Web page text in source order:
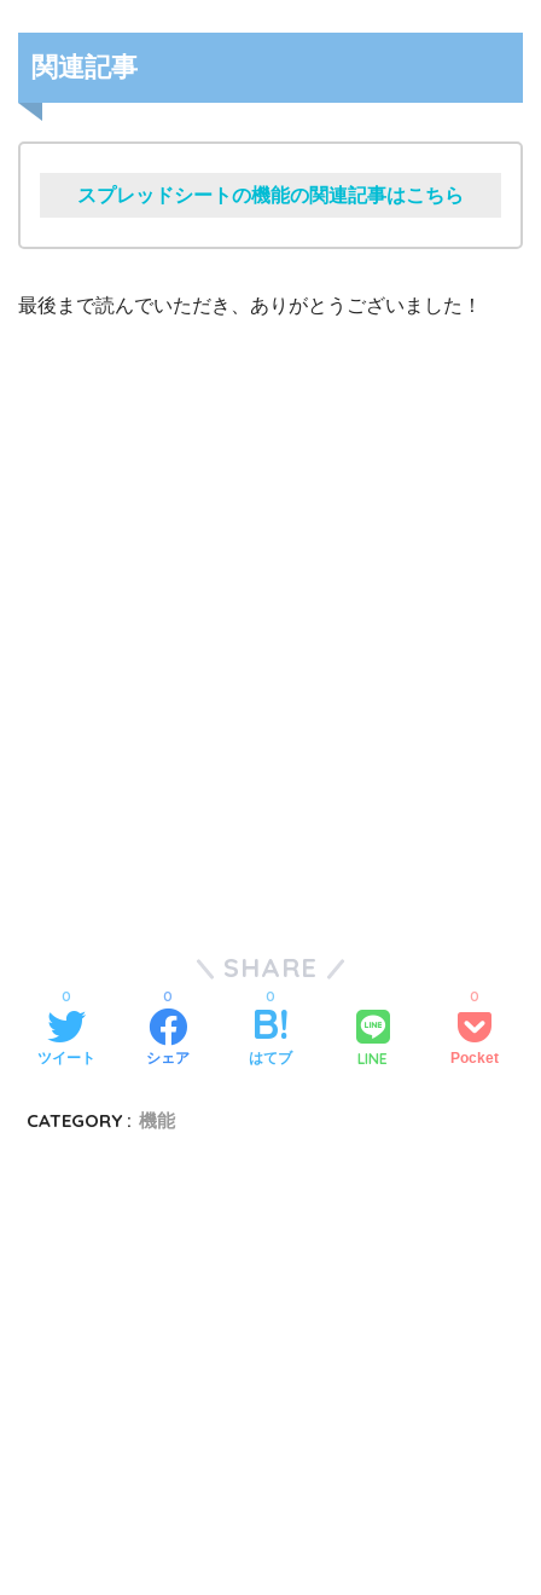
関連記事
スプレッドシートの機能の関連記事はこちら
最後まで読んでいただき、ありがとうございました！
SHARE
ツイート
0
シェア
0
はてブ
0
LINE Pocket
0
CATEGORY : 機能